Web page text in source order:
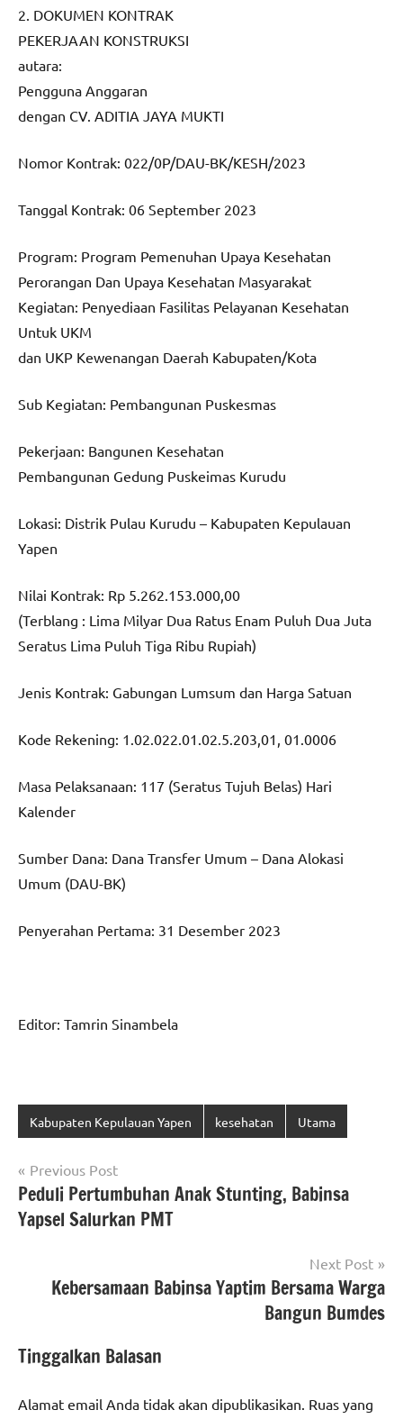
2. DOKUMEN KONTRAK
PEKERJAAN KONSTRUKSI
autara:
Pengguna Anggaran
dengan CV. ADITIA JAYA MUKTI
Nomor Kontrak: 022/0P/DAU-BK/KESH/2023
Tanggal Kontrak: 06 September 2023
Program: Program Pemenuhan Upaya Kesehatan
Perorangan Dan Upaya Kesehatan Masyarakat
Kegiatan: Penyediaan Fasilitas Pelayanan Kesehatan
Untuk UKM
dan UKP Kewenangan Daerah Kabupaten/Kota
Sub Kegiatan: Pembangunan Puskesmas
Pekerjaan: Bangunen Kesehatan
Pembangunan Gedung Puskeimas Kurudu
Lokasi: Distrik Pulau Kurudu – Kabupaten Kepulauan
Yapen
Nilai Kontrak: Rp 5.262.153.000,00
(Terblang : Lima Milyar Dua Ratus Enam Puluh Dua Juta
Seratus Lima Puluh Tiga Ribu Rupiah)
Jenis Kontrak: Gabungan Lumsum dan Harga Satuan
Kode Rekening: 1.02.022.01.02.5.203,01, 01.0006
Masa Pelaksanaan: 117 (Seratus Tujuh Belas) Hari
Kalender
Sumber Dana: Dana Transfer Umum – Dana Alokasi
Umum (DAU-BK)
Penyerahan Pertama: 31 Desember 2023
Editor: Tamrin Sinambela
Kabupaten Kepulauan Yapen kesehatan Utama
Navigasi
pos
Previous Post
Peduli Pertumbuhan Anak Stunting, Babinsa
Yapsel Salurkan PMT
Next Post
Kebersamaan Babinsa Yaptim Bersama Warga
Bangun Bumdes
Tinggalkan Balasan
Alamat email Anda tidak akan dipublikasikan. Ruas yang